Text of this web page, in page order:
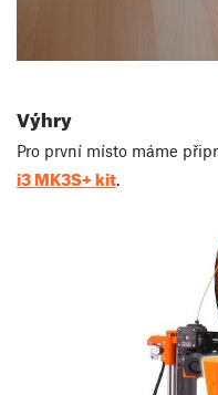
Výhry
Pro první místo máme
i3 MK3S+ kit.